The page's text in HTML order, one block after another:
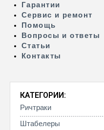
Гарантии
Сервис и ремонт
Помощь
Вопросы и ответы
Статьи
Контакты
КАТЕГОРИИ:
Ричтраки
Штабелеры